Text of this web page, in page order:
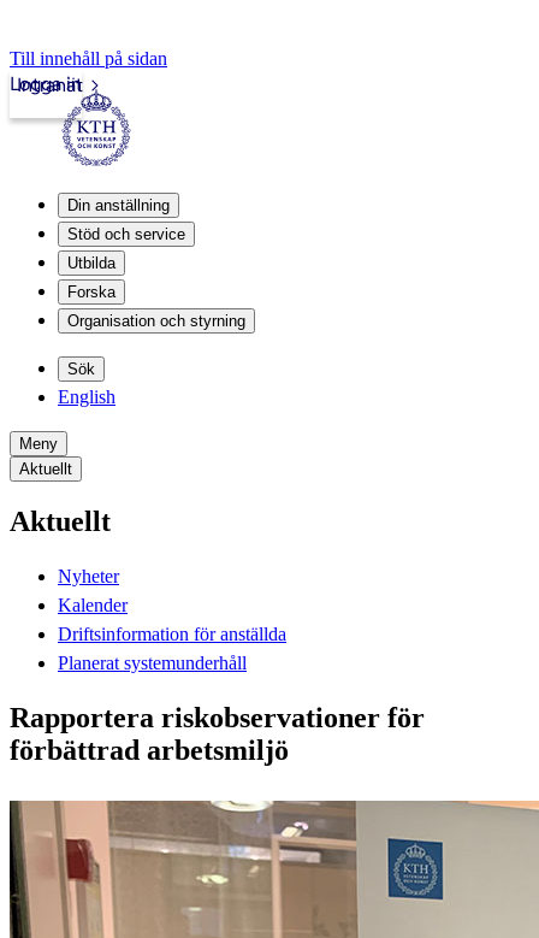
Till innehåll på sidan
Intranät
Logga in
Din anställning
Stöd och service
Utbilda
Forska
Organisation och styrning
Sök
English
Meny
Aktuellt
Aktuellt
Nyheter
Kalender
Driftsinformation för anställda
Planerat systemunderhåll
Rapportera riskobservationer för
förbättrad arbetsmiljö